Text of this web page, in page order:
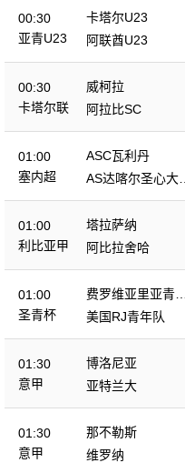
00:30
亚青U23
卡塔尔U23
阿联酋U23
00:30
卡塔尔联
威柯拉
阿拉比SC
01:00
塞内超
ASC瓦利丹
AS达喀尔圣心大教
堂
01:00
利比亚甲
塔拉萨纳
阿比拉舍哈
01:00
圣青杯
费罗维亚里亚青年
队
美国RJ青年队
01:30
意甲
博洛尼亚
亚特兰大
01:30
意甲
那不勒斯
维罗纳